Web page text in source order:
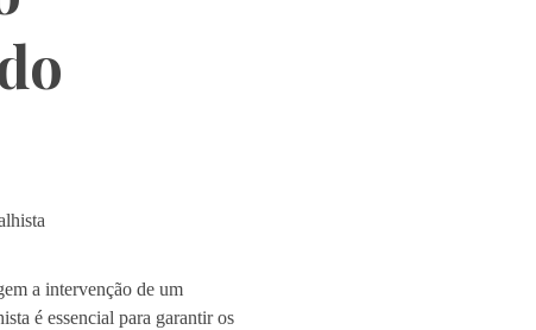
a intervenção de um
é essencial para garantir os